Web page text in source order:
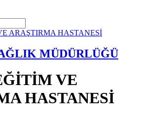
MÜDÜRLÜĞÜ
VE
HASTANESİ